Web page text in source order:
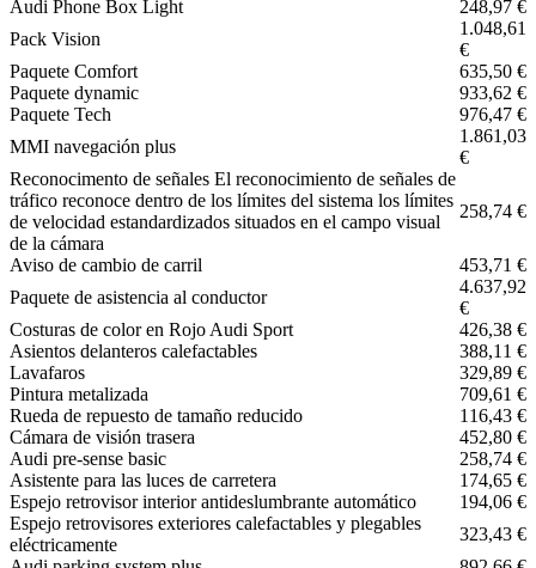
Audi Phone Box Light
248,97 €
Pack Vision
1.048,61
€
Paquete Comfort
635,50 €
Paquete dynamic
933,62 €
Paquete Tech
976,47 €
MMI navegación plus
1.861,03
€
Reconocimento de señales El reconocimiento de señales de
tráfico reconoce dentro de los límites del sistema los límites
de velocidad estandardizados situados en el campo visual
de la cámara
258,74 €
Aviso de cambio de carril
453,71 €
Paquete de asistencia al conductor
4.637,92
€
Costuras de color en Rojo Audi Sport
426,38 €
Asientos delanteros calefactables
388,11 €
Lavafaros
329,89 €
Pintura metalizada
709,61 €
Rueda de repuesto de tamaño reducido
116,43 €
Cámara de visión trasera
452,80 €
Audi pre-sense basic
258,74 €
Asistente para las luces de carretera
174,65 €
Espejo retrovisor interior antideslumbrante automático
194,06 €
Espejo retrovisores exteriores calefactables y plegables
eléctricamente
323,43 €